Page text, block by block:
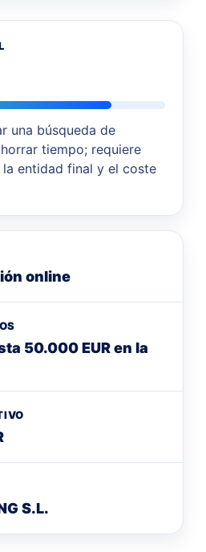
una búsqueda de
tiempo; requiere
entidad final y el coste
online
50.000 EUR en la
S.L.